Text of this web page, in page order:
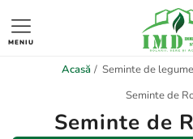
MENIU
Acasă / Seminte de legume
Seminte de
Seminte de